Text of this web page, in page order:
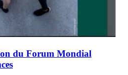
du Forum Mondial